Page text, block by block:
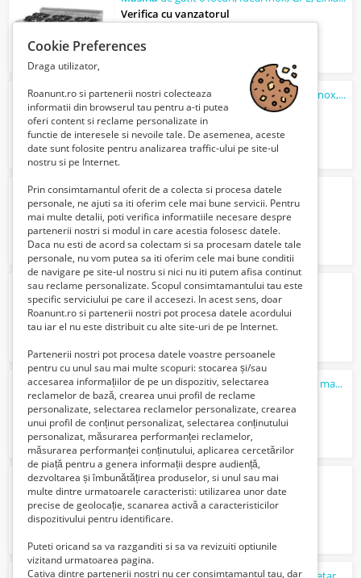
Verifica cu vanzatorul
Masinade gatit electrica cu 2 plite, Ideal Inox, Linia 700s
Verifica cu vanzatorul
Inchiriere imobil birouri - hala
5 Euro €
Inchiriez camera la bloc
400 Lei
Masina profesionala de lipit saci peleti cu masa si actionare la pedala
650 Lei
Masina De Slefuit Sticla Zafferani Velox
Verifica cu vanzatorul
Cookie Preferences
Draga utilizator,
Roanunt.ro si partenerii nostri colecteaza
informatii din browserul tau pentru a-ti putea
oferi content si reclame personalizate in
functie de interesele si nevoile tale. De asemenea, aceste
date sunt folosite pentru analizarea traffic-ului pe site-ul
nostru si pe Internet.
Prin consimtamantul oferit de a colecta si procesa datele
personale, ne ajuti sa iti oferim cele mai bune servicii. Pentru
mai multe detalii, poti verifica informatiile necesare despre
partenerii nostri si modul in care acestia folosesc datele.
Daca nu esti de acord sa colectam si sa procesam datele tale
personale, nu vom putea sa iti oferim cele mai bune conditii
de navigare pe site-ul nostru si nici nu iti putem afisa continut
sau reclame personalizate. Scopul consimtamantului tau este
specific serviciului pe care il accesezi. In acest sens, doar
Roanunt.ro si partenerii nostri pot procesa datele acordului
tau iar el nu este distribuit cu alte site-uri de pe Internet.
Partenerii nostri pot procesa datele voastre persoanele
pentru cu unul sau mai multe scopuri: stocarea și/sau
accesarea informațiilor de pe un dispozitiv, selectarea
reclamelor de bază, crearea unui profil de reclame
personalizate, selectarea reclamelor personalizate, crearea
unui profil de conținut personalizat, selectarea conținutului
personalizat, măsurarea performanței reclamelor,
măsurarea performanței conținutului, aplicarea cercetărilor
de piață pentru a genera informații despre audiență,
dezvoltarea și îmbunătățirea produselor, si unul sau mai
multe dintre urmatoarele caracteristi: utilizarea unor date
precise de geolocație, scanarea activă a caracteristicilor
dispozitivului pentru identificare.
Puteti oricand sa va razganditi si sa va revizuiti optiunile
vizitand urmatoarea pagina.
Cativa dintre partenerii nostri nu cer consimtamantul tau, dar